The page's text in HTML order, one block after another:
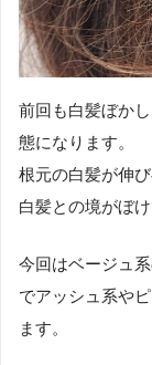
前回も白髪ぼか
態になります。
根元の白髪が伸
白髪との境がぼ
今回はベージュ
でアッシュ系や
ます。